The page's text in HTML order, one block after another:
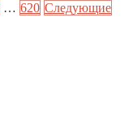
… 620 Следующие